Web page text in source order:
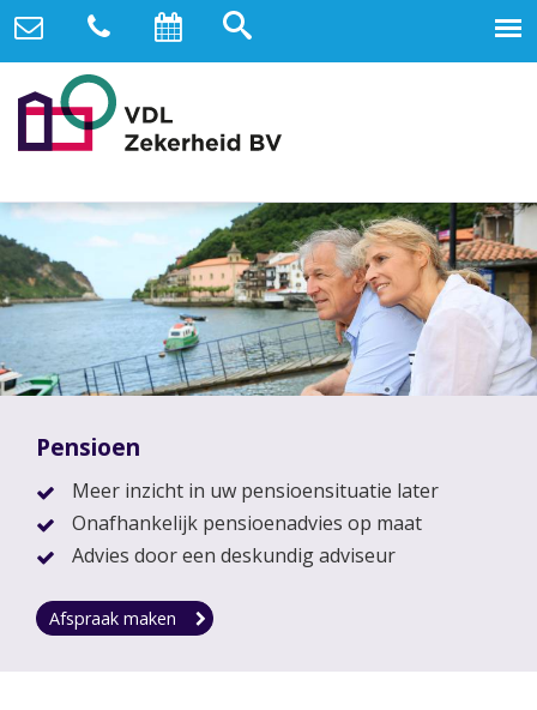
Pensioen
Meer inzicht in uw pensioensituatie later
Onafhankelijk pensioenadvies op maat
Advies door een deskundig adviseur
Afspraak maken